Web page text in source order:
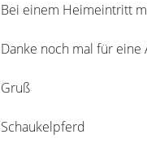
Bei einem Heimeintritt
Danke noch mal für eine
Gruß
Schaukelpferd